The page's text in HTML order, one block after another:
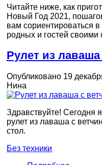
Читайте ниже, как
Новый Год 2021,
вам сориентироваться
родных и гостей
Рулет из
Опубликовано 19
Нина
Здравствуйте! Сегодня
рулет из лаваша с
стол.
Без техники